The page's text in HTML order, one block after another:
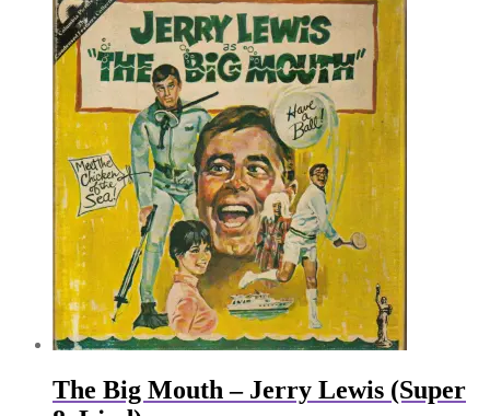
The Big Mouth – Jerry Lewis (Super